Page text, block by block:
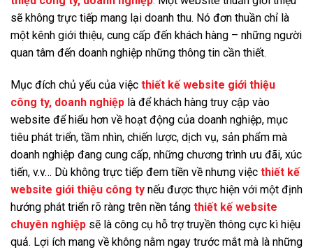
sẽ không trực tiếp mang lại doanh thu. Nó đơn thuần chỉ là
một kênh giới thiệu, cung cấp đến khách hàng – những người
quan tâm đến doanh nghiệp những thông tin cần thiết.
Mục đích chủ yếu của việc thiết kế website giới thiệu
công ty, doanh nghiệp là để khách hàng truy cập vào
website để hiểu hơn về hoạt động của doanh nghiệp, mục
tiêu phát triển, tầm nhìn, chiến lược, dịch vụ, sản phẩm mà
doanh nghiệp đang cung cấp, những chương trình ưu đãi, xúc
tiến, v.v… Dù không trực tiếp đem tiền về nhưng việc thiết kế
website giới thiệu công ty nếu được thực hiện với một định
hướng phát triển rõ ràng trên nền tảng thiết kế website
chuyên nghiệp sẽ là công cụ hỗ trợ truyền thông cực kì hiệu
quả. Lợi ích mang về không nằm ngay trước mắt mà là những